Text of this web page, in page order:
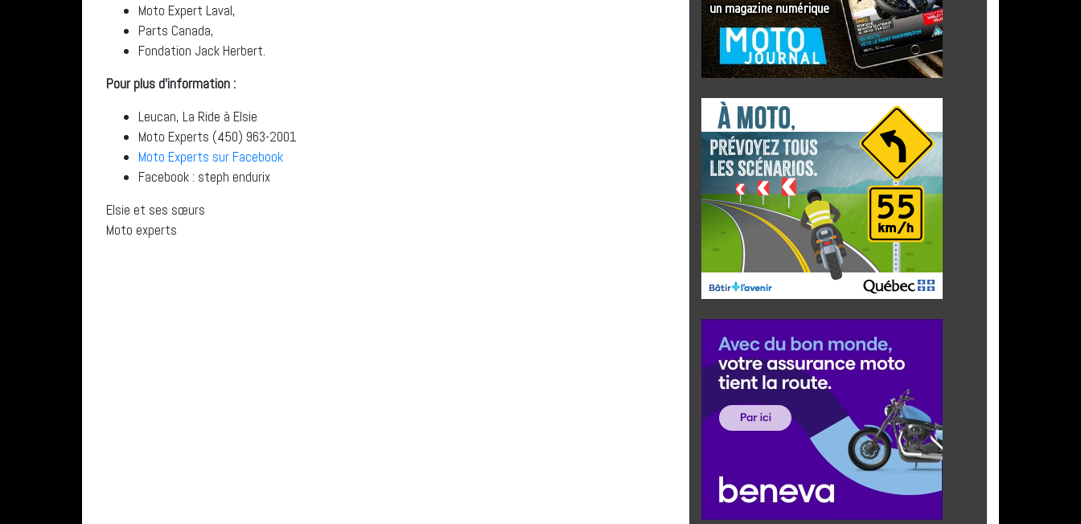
Moto Expert Laval,
Parts Canada,
Fondation Jack Herbert.
Pour plus d’information :
Leucan, La Ride à Elsie
Moto Experts (450) 963-2001
Moto Experts sur Facebook
Facebook : steph endurix
Elsie et ses sœurs
Moto experts